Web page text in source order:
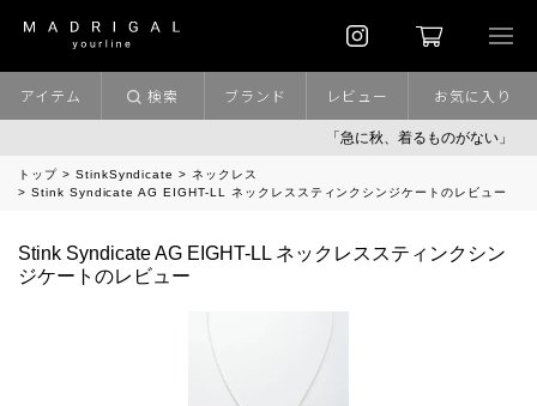
「急に秋、着るものがない」
アイテム 検索 ブランド レビュー お気に入り
トップ StinkSyndicate
ネックレス
Stink Syndicate AG EIGHT-LL ネックレススティンクシンジケートのレビュー
Stink Syndicate AG EIGHT-LL ネックレススティンクシン
ジケートのレビュー